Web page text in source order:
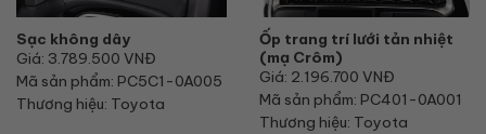
Sạc không dây
Giá: 3.789.500 VNĐ
Mã sản phẩm: PC5C1-0A005
Thương hiệu: Toyota
Ốp trang trí lưới tản nhiệt
(mạ Crôm)
Giá: 2.196.700 VNĐ
Mã sản phẩm: PC401-0A001
Thương hiệu: Toyota